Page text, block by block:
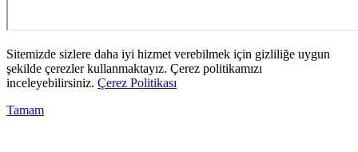
Sitemizde sizlere daha iyi hizmet verebilmek için gizliliğe uygun
şekilde çerezler kullanmaktayız. Çerez politikamızı
inceleyebilirsiniz. Çerez Politikası
Tamam